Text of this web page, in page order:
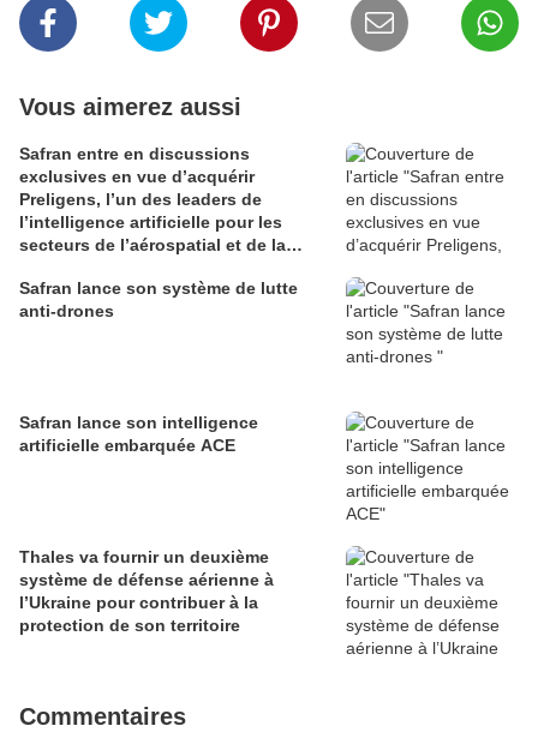
Vous aimerez aussi
Safran entre en discussions
exclusives en vue d’acquérir
Preligens, l’un des leaders de
l’intelligence artificielle pour les
secteurs de l’aérospatial et de la
Safran lance son système de lutte
anti-drones
Safran lance son intelligence
artificielle embarquée ACE
Thales va fournir un deuxième
système de défense aérienne à
l’Ukraine pour contribuer à la
protection de son territoire
Commentaires